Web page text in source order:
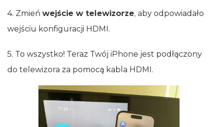
4. Zmień wejście w telewizorze, aby odpowiadało
wejściu konfiguracji HDMI.
5. To wszystko! Teraz Twój iPhone jest podłączony
do telewizora za pomocą kabla HDMI.